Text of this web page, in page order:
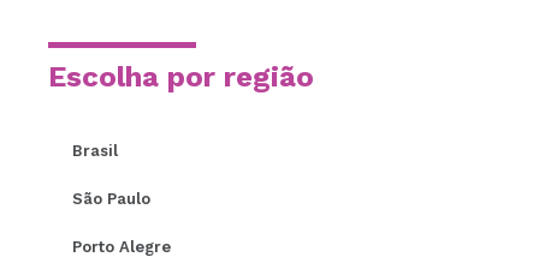
Escolha por região
Brasil
São Paulo
Porto Alegre